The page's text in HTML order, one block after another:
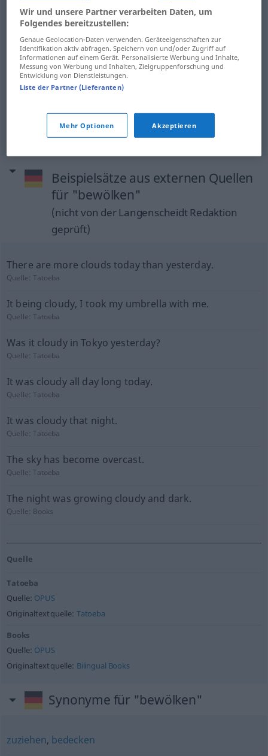
esbewölktsich
it iscloudingover (odgettingcloudy)
darken,become gloomy(od
bewölken FIG LITER
Beispielsätze aus externen Quellen
für "bewölken"
(nicht von der Langenscheidt Redaktion
geprüft)
There are more clouds today than yesterday.
Quelle:Tatoeba
It being cloudy, I took my umbrella with me.
Quelle:Tatoeba
Was it cloudy in Tokyo yesterday?
Quelle:Tatoeba
It was cloudy all day long today.
Quelle:Tatoeba
It was cloudy that night.
Quelle:Tatoeba
The sky has become overcast.
Quelle:Tatoeba
The night was growing cloudy and dark.
Quelle: Books
Quelle
Tatoeba
Quelle: OPUS
Originaltextquelle: Tatoeba
Books
Quelle: OPUS
Originaltextquelle: Bilingual Books
Synonyme für "bewölken"
zuziehen, bedecken
Wir und unsere Partner verarbeiten Daten, um
Folgendes bereitzustellen:
Genaue Geolocation-Daten verwenden. Geräteeigenschaften zur
Identifikation aktiv abfragen. Speichern von und/oder Zugriff auf
Informationen auf einem Gerät. Personalisierte Werbung und Inhalte,
Messung von Werbung und Inhalten, Zielgruppenforschung und
Entwicklung von Dienstleistungen.
Liste der Partner (Lieferanten)
Mehr Optionen Akzeptieren